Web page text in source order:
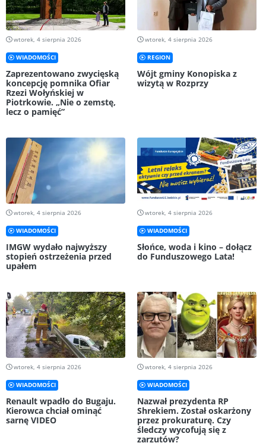
wtorek, 4 sierpnia 2026
WIADOMOŚCI
Zaprezentowano zwycięską
koncepcję pomnika Ofiar
Rzezi Wołyńskiej w
Piotrkowie. „Nie o zemstę,
lecz o pamięć”
wtorek, 4 sierpnia 2026
REGION
Wójt gminy Konopiska z
wizytą w Rozprzy
wtorek, 4 sierpnia 2026
WIADOMOŚCI
IMGW wydało najwyższy
stopień ostrzeżenia przed
upałem
wtorek, 4 sierpnia 2026
WIADOMOŚCI
Słońce, woda i kino – dołącz
do Funduszowego Lata!
wtorek, 4 sierpnia 2026
WIADOMOŚCI
Renault wpadło do Bugaju.
Kierowca chciał ominąć
sarnę VIDEO
wtorek, 4 sierpnia 2026
WIADOMOŚCI
Nazwał prezydenta RP
Shrekiem. Został oskarżony
przez prokuraturę. Czy
śledczy wycofują się z
zarzutów?